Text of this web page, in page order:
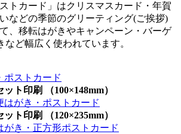
ストカード」はクリスマスカード・年賀
などの季節のグリーティング(ご挨拶)
、移転はがきやキャンペーン・バーゲ
など幅広く使われています。
ポストカード
（100×148mm）
はがき・ポストカード
（120×235mm）
がき・正方形ポストカード